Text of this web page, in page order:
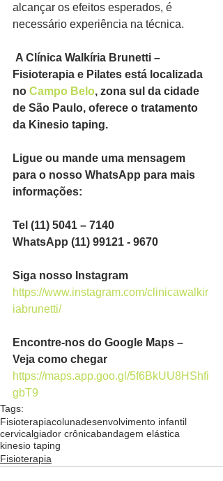
alcançar os efeitos esperados, é
necessário experiência na técnica.
A Clínica Walkíria Brunetti –
Fisioterapia e Pilates está localizada
no Campo Belo, zona sul da cidade
de São Paulo, oferece o tratamento
da Kinesio taping.
Ligue ou mande uma mensagem
para o nosso WhatsApp para mais
informações:
Tel (11) 5041 – 7140
WhatsApp (11) 99121 - 9670
Siga nosso Instagram
https://www.instagram.com/clinicawalkir
iabrunetti/
Encontre-nos do Google Maps –
Veja como chegar
https://maps.app.goo.gl/5f6BkUU8HShfi
gbT9
Tags:
Fisioterapiacolunadesenvolvimento infantil
cervicalgiador crônicabandagem elástica
kinesio taping
Fisioterapia